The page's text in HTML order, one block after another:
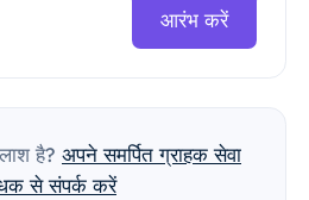
आरंभ करें
है? अपने समर्पित ग्राहक सेवा
से संपर्क करें